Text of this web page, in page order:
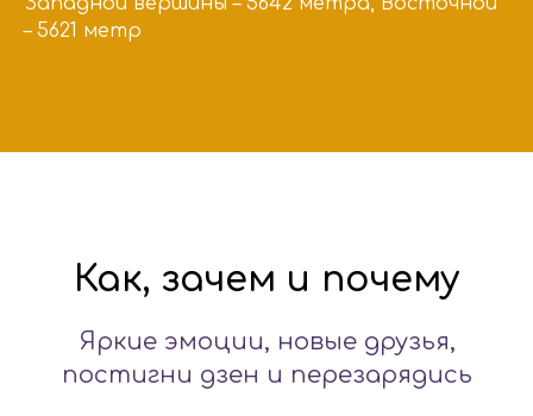
– 5621 метр
Как, зачем и почему
Яркие эмоции, новые друзья,
постигни дзен и перезарядись